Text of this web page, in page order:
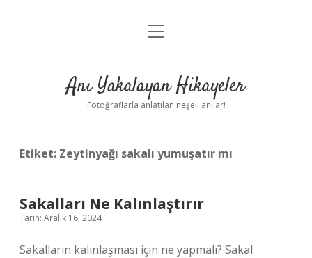
Anasayfa
Yasal Uyarı
menüyü
Anı Yakalayan Hikayeler
Fotoğraflarla anlatılan neşeli anılar!
Etiket: Zeytinyağı sakalı yumuşatır mı
Sakalları Ne Kalınlaştırır
Tarih: Aralık 16, 2024
Sakalların kalınlaşması için ne yapmalı? Sakal